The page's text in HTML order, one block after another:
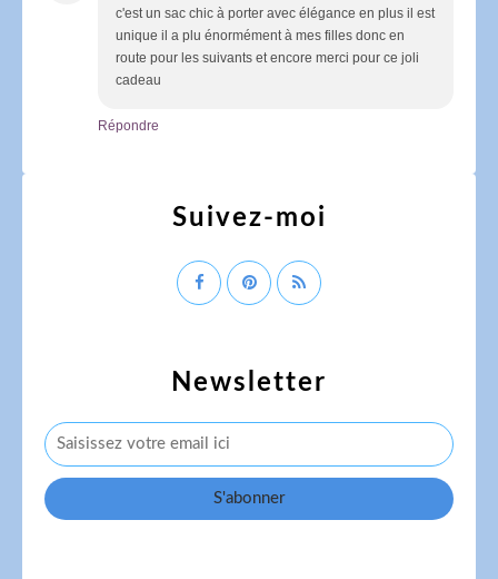
c'est un sac chic à porter avec élégance en plus il est
unique il a plu énormément à mes filles donc en
route pour les suivants et encore merci pour ce joli
cadeau
Répondre
Newsletter
Suivez-moi